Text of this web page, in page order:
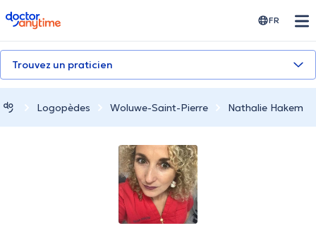
doctoranytime FR
Trouvez un praticien
Logopèdes Woluwe-Saint-Pierre Nathalie Hakem